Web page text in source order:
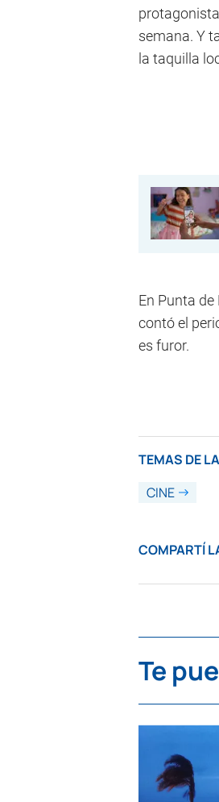
semana. Y
la taquilla
En Punta
contó el
es furor.
TEMAS DE
CINE
COMPARTÍ
Te